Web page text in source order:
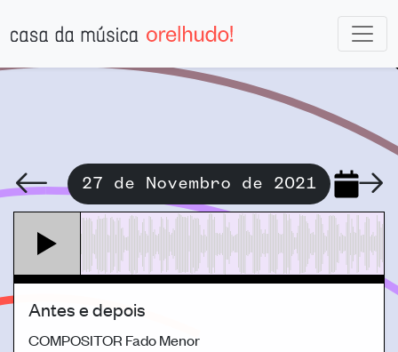
27 de Novembro de 2021
Antes e depois
COMPOSITOR Fado Menor